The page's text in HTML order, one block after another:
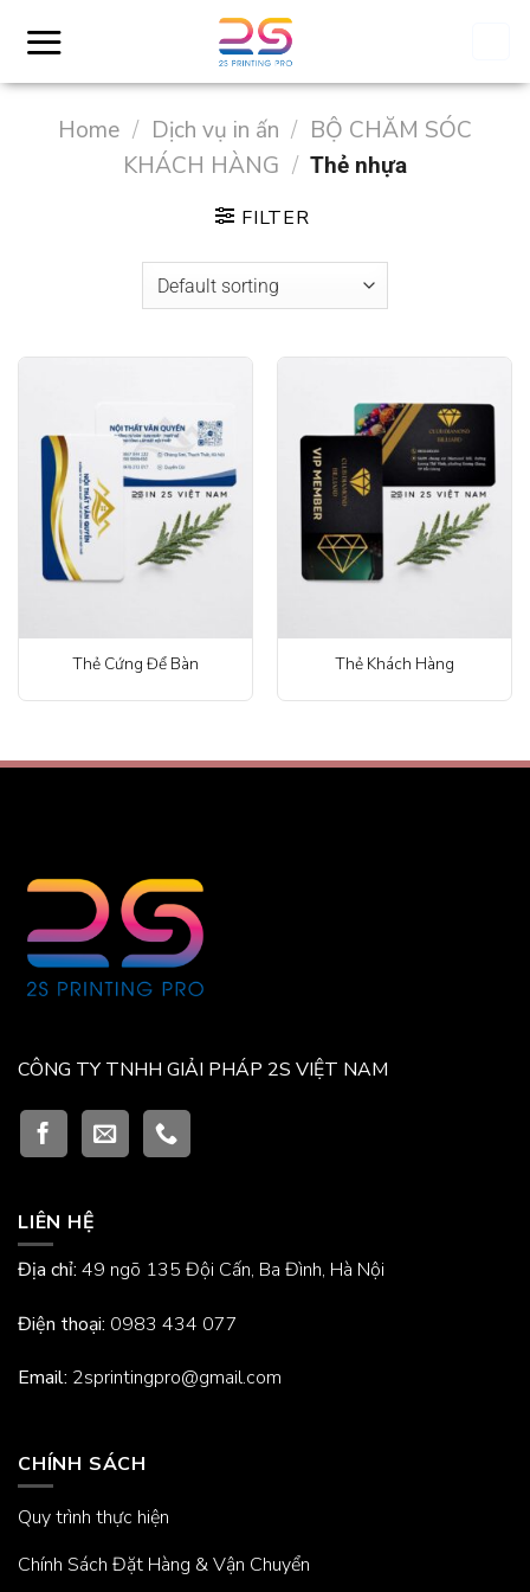
Home / Dịch vụ in ấn / BỘ CHĂM SÓC
KHÁCH HÀNG / Thẻ nhựa
FILTER
Thẻ Cứng Để Bàn Thẻ Khách Hàng
CÔNG TY TNHH GIẢI PHÁP 2S VIỆT NAM
LIÊN HỆ
Địa chỉ: 49 ngõ 135 Đội Cấn, Ba Đình, Hà Nội
Điện thoại: 0983 434 077
Email: 2sprintingpro@gmail.com
CHÍNH SÁCH
Quy trình thực hiện
Chính Sách Đặt Hàng & Vận Chuyển